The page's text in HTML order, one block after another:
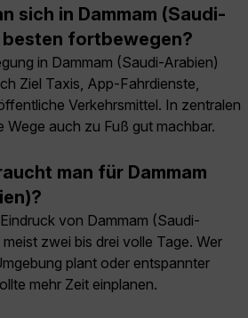
sich in Dammam (Saudi-
besten fortbewegen?
in Dammam (Saudi-Arabien)
Ziel Taxis, App-Fahrdienste,
Verkehrsmittel. In zentralen
Wege auch zu Fuß gut machbar.
man für Dammam
von Dammam (Saudi-
zwei bis drei volle Tage. Wer
plant oder entspannter
mehr Zeit einplanen.